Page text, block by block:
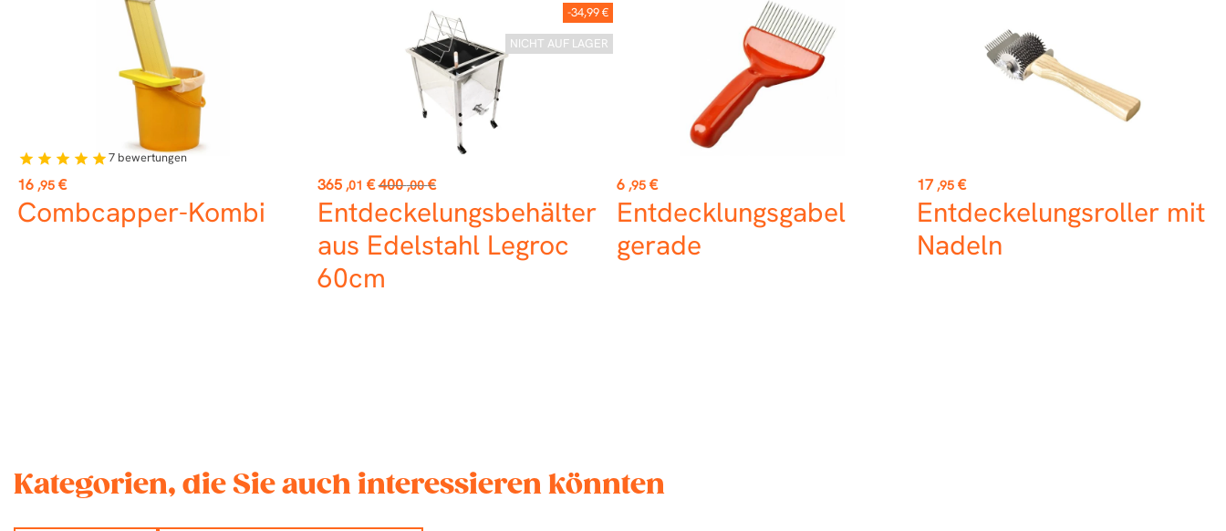
Preis
16 ,95 €
Combcapper-Kombi
star star star star star7 bewertungen
-34,99 €
NICHT AUF LAGER
Preis
365 ,01 €Verkaufspreis
400 ,00 €
Entdeckelungsbehälter
aus Edelstahl Legroc
60cm
Preis
6 ,95 €
Entdecklungsgabel
gerade
Preis
17 ,95 €
Entdeckelungsroller mit
Nadeln
Kategorien, die Sie auch interessieren könnten